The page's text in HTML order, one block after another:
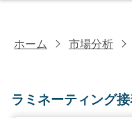
ホーム 市場分析
ラミネーティング